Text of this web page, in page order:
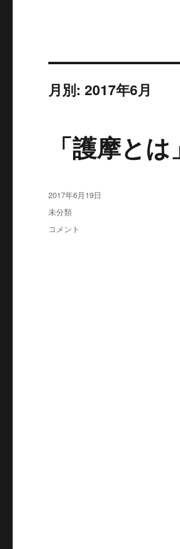
月別: 2017年6月
「護摩と
投
稿
日:
2017年6月19日
カ
テ
未分類
「護
コメント